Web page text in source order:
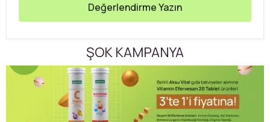
Değerlendirme Yazın
ŞOK KAMPANYA